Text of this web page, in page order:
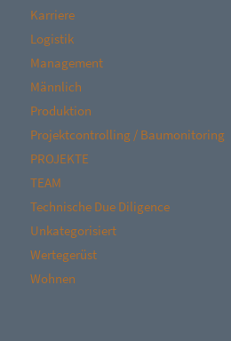
Karriere
Logistik
Management
Männlich
Produktion
Projektcontrolling / Baumonitoring
PROJEKTE
TEAM
Technische Due Diligence
Unkategorisiert
Wertegerüst
Wohnen